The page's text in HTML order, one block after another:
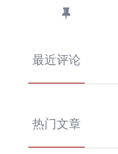
最近评论
热门文章